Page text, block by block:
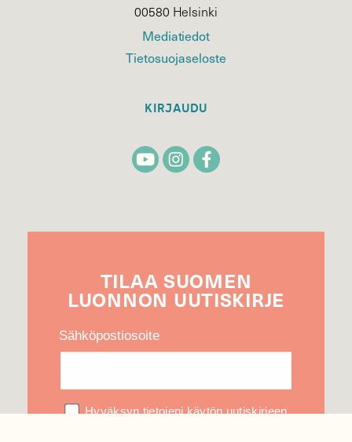
00580 Helsinki
Mediatiedot
Tietosuojaseloste
KIRJAUDU
TILAA SUOMEN
LUONNON UUTIS­KIRJE
Sähköpostiosoite
Hyväksyn tietojeni käytön uutiskirjeen